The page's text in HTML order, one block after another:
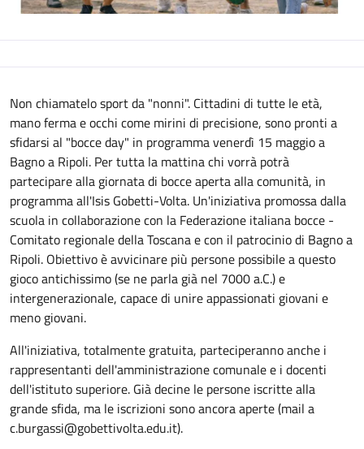
Descrizione
Non chiamatelo sport da "nonni". Cittadini di tutte le età,
mano ferma e occhi come mirini di precisione, sono pronti a
sfidarsi al "bocce day" in programma venerdì 15 maggio a
Bagno a Ripoli. Per tutta la mattina chi vorrà potrà
partecipare alla giornata di bocce aperta alla comunità, in
programma all'Isis Gobetti-Volta. Un'iniziativa promossa dalla
scuola in collaborazione con la Federazione italiana bocce -
Comitato regionale della Toscana e con il patrocinio di Bagno a
Ripoli. Obiettivo è avvicinare più persone possibile a questo
gioco antichissimo (se ne parla già nel 7000 a.C.) e
intergenerazionale, capace di unire appassionati giovani e
meno giovani.
All'iniziativa, totalmente gratuita, parteciperanno anche i
rappresentanti dell'amministrazione comunale e i docenti
dell'istituto superiore. Già decine le persone iscritte alla
grande sfida, ma le iscrizioni sono ancora aperte (mail a
c.burgassi@gobettivolta.edu.it).